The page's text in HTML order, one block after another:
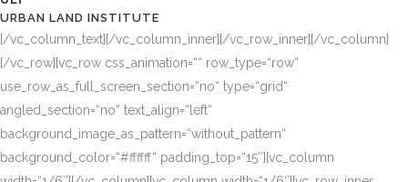
URBAN LAND INSTITUTE
[/vc_column_text][/vc_column_inner][/vc_row_inner][/vc_column]
[/vc_row][vc_row css_animation=““ row_type=“row“
use_row_as_full_screen_section=“no“ type=“grid“
angled_section=“no“ text_align=“left“
background_image_as_pattern=“without_pattern“
background_color=“#ffffff“ padding_top=“15″][vc_column